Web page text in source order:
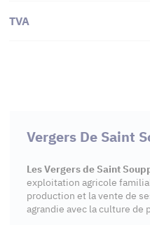
TVA
Vergers De Saint
Les Vergers de Saint
exploitation agricole
production et la vente de
agrandie avec la culture de